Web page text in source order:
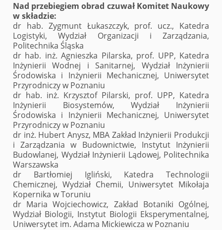
Nad przebiegiem obrad czuwał Komitet Naukowy
w składzie:
dr hab. Zygmunt Łukaszczyk, prof. ucz., Katedra
Logistyki, Wydział Organizacji i Zarządzania,
Politechnika Śląska
dr hab. inż. Agnieszka Pilarska, prof. UPP, Katedra
Inżynierii Wodnej i Sanitarnej, Wydział Inżynierii
Środowiska i Inżynierii Mechanicznej, Uniwersytet
Przyrodniczy w Poznaniu
dr hab. inż. Krzysztof Pilarski, prof. UPP, Katedra
Inżynierii Biosystemów, Wydział Inżynierii
Środowiska i Inżynierii Mechanicznej, Uniwersytet
Przyrodniczy w Poznaniu
dr inż. Hubert Anysz, MBA Zakład Inżynierii Produkcji
i Zarządzania w Budownictwie, Instytut Inżynierii
Budowlanej, Wydział Inżynierii Lądowej, Politechnika
Warszawska
dr Bartłomiej Igliński, Katedra Technologii
Chemicznej, Wydział Chemii, Uniwersytet Mikołaja
Kopernika w Toruniu
dr Maria Wojciechowicz, Zakład Botaniki Ogólnej,
Wydział Biologii, Instytut Biologii Eksperymentalnej,
Uniwersytet im. Adama Mickiewicza w Poznaniu